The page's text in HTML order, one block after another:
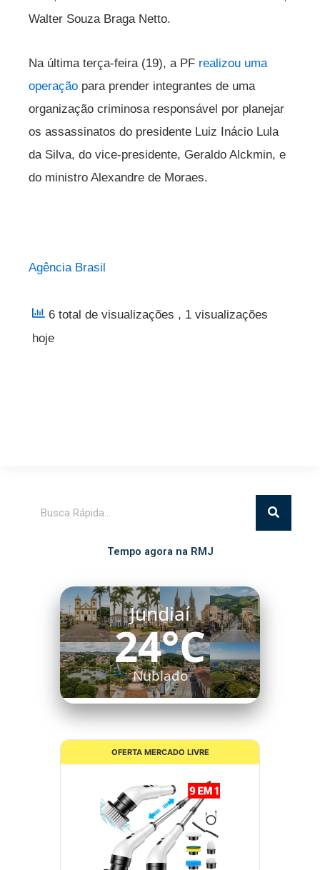
Walter Souza Braga Netto.
Na última terça-feira (19), a PF realizou uma
operação para prender integrantes de uma
organização criminosa responsável por planejar
os assassinatos do presidente Luiz Inácio Lula
da Silva, do vice-presidente, Geraldo Alckmin, e
do ministro Alexandre de Moraes.
Agência Brasil
6 total de visualizações , 1 visualizações
hoje
Tempo agora na RMJ
Itatiba
23°C
Nublado
OFERTA MERCADO LIVRE